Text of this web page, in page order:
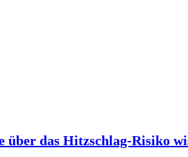
über das Hitzschlag-Risiko